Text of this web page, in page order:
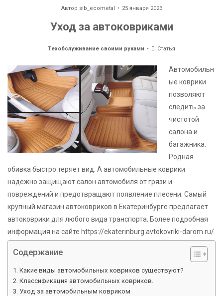
Автор sib_ecometal 25 января 2023
Уход за автоковриками
Техобслуживание своими руками Статья
Автомобильн
ые коврики
позволяют
следить за
чистотой
салона и
багажника.
Родная
обивка быстро теряет вид. А автомобильные коврики
надежно защищают салон автомобиля от грязи и
повреждений и предотвращают появление плесени. Самый
крупный магазин автоковриков в Екатеринбурге предлагает
автоковрики для любого вида транспорта. Более подробная
информация на сайте https://ekaterinburg.avtokovriki-darom.ru/.
Содержание
Какие виды автомобильных ковриков существуют?
Классификация автомобильных ковриков.
Уход за автомобильным ковриком